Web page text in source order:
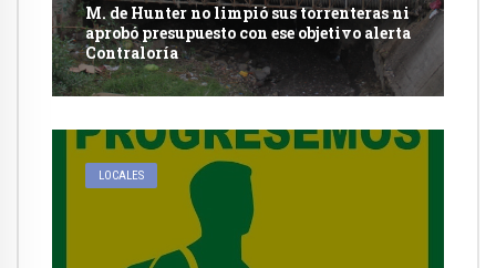
M. de Hunter no limpió sus torrenteras ni
aprobó presupuesto con ese objetivo alerta
Contraloría
LOCALES